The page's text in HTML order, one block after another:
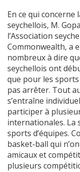
En ce qui
seychellois, M.
l’Association
Commonwealth, a
nombreux à dire
seychellois ont
que pour les
pas arrêter. Tout
s’entraîne
participer à
internationales. La
sports d’équipes.
basket-ball qui
amicaux et
plusieurs